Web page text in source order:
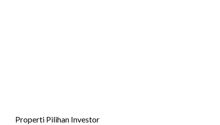
Properti Pilihan Investor